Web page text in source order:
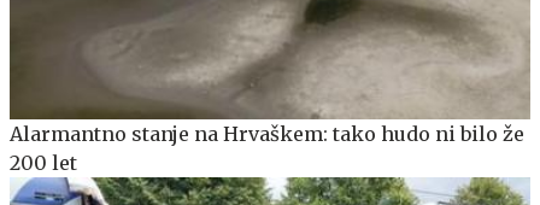
Alarmantno stanje na Hrvaškem: tako hudo ni bilo že
200 let